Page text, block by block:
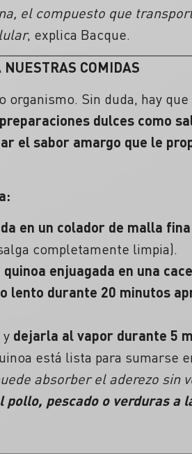
el compuesto que
, explica Bacque.
COMIDAS
organismo. Sin duda, hay
dulces como
el sabor amargo que le
en un colador de malla
completamente limpia).
enjuagada en una
lento durante 20 minutos
dejarla al vapor durante 5
está lista para sumarse
absorber el aderezo sin
pollo, pescado o verduras a